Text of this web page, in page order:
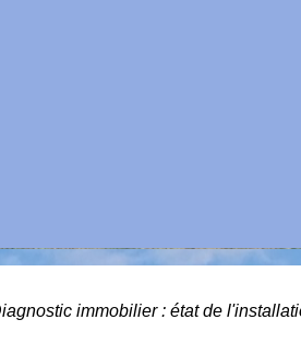
immobilier : état de